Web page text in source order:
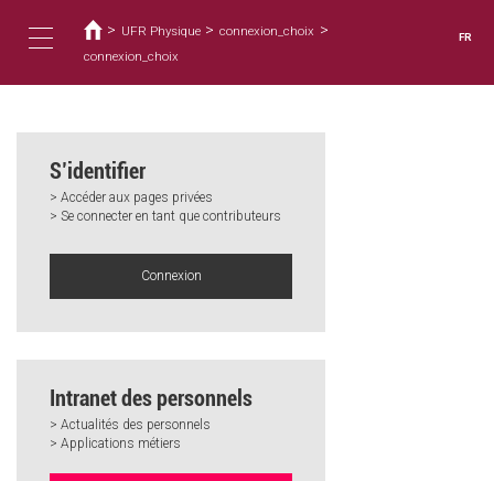
contenu
Toggle
navigation
êtes
ici
> UFR Physique > connexion_choix >
connexion_choix
FR
S’identifier
> Accéder aux pages privées
> Se connecter en tant que contributeurs
Connexion
Intranet des personnels
> Actualités des personnels
> Applications métiers